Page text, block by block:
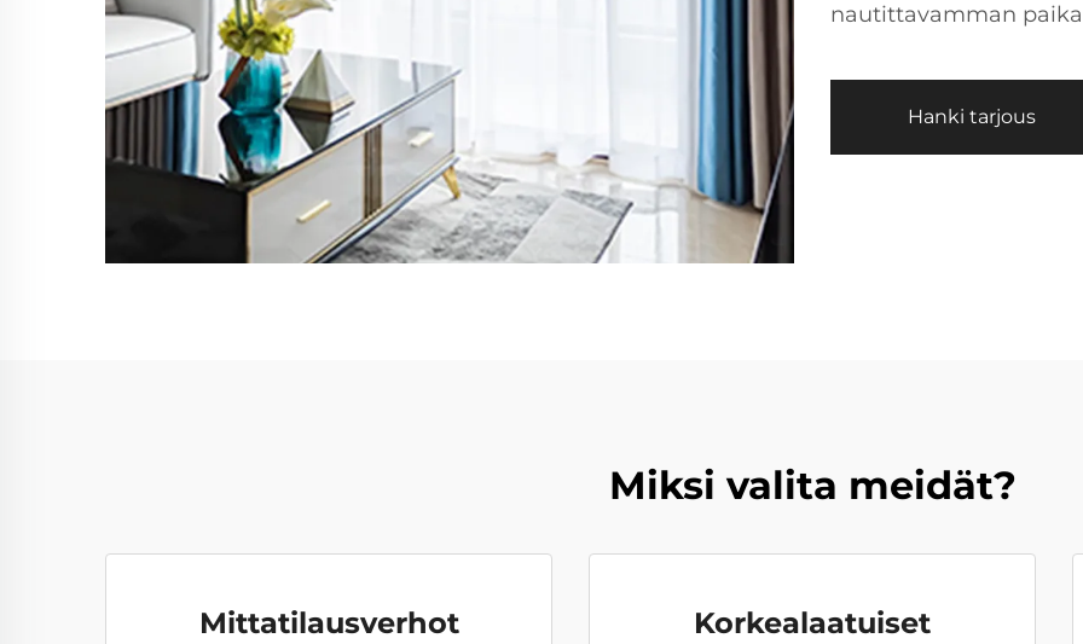
nautittavamman
Hanki tarjous
Miksi valita meidät?
Mittatilausverhot
Korkealaatuiset